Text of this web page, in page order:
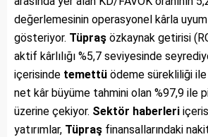
değerlemesinin operasyonel kârla
gösteriyor. Tüpraş özkaynak getirisi
aktif kârlılığı %5,7 seviyesinde
içerisinde temettü ödeme sürekliliği
net kâr büyüme tahmini olan %97,9 ile
üzerine çekiyor. Sektör haberleri
yatırımlar, Tüpraş finansallarındaki